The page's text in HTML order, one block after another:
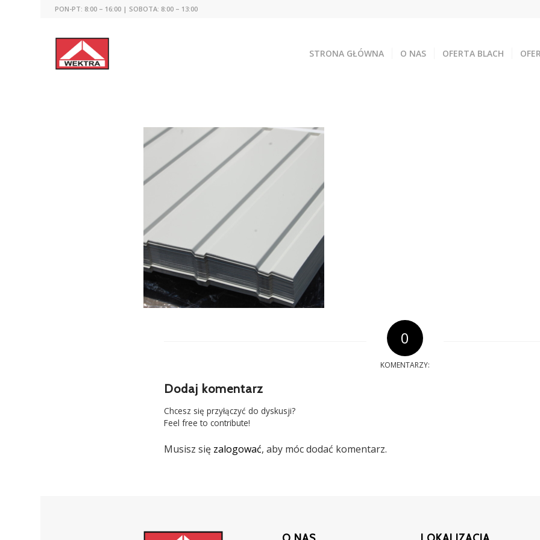
PON-PT: 8:00 – 16:00 | SOBOTA: 8:00 – 13:00
STRONA GŁÓWNA O NAS OFERTA BLACH
0
KOMENTARZY:
Dodaj komentarz
Chcesz się przyłączyć do dyskusji?
Feel free to contribute!
Musisz się zalogować, aby móc dodać komentarz.